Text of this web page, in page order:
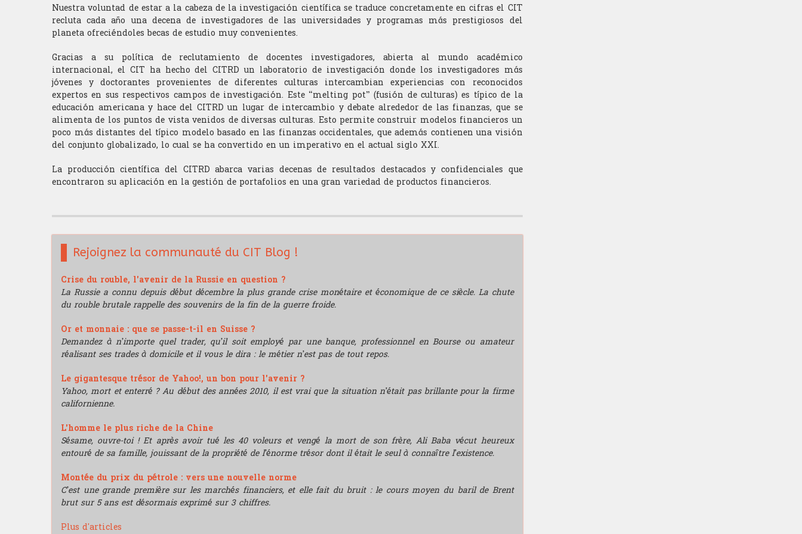
Nuestra voluntad de estar a la cabeza de la investigación científica se traduce concretamente en cifras el CIT
recluta cada año una decena de investigadores de las universidades y programas más prestigiosos del
planeta ofreciéndoles becas de estudio muy convenientes.
Gracias a su política de reclutamiento de docentes investigadores, abierta al mundo académico
internacional, el CIT ha hecho del CITRD un laboratorio de investigación donde los investigadores más
jóvenes y doctorantes provenientes de diferentes culturas intercambian experiencias con reconocidos
expertos en sus respectivos campos de investigación. Este “melting pot” (fusión de culturas) es típico de la
educación americana y hace del CITRD un lugar de intercambio y debate alrededor de las finanzas, que se
alimenta de los puntos de vista venidos de diversas culturas. Esto permite construir modelos financieros un
poco más distantes del típico modelo basado en las finanzas occidentales, que además contienen una visión
del conjunto globalizado, lo cual se ha convertido en un imperativo en el actual siglo XXI.
La producción científica del CITRD abarca varias decenas de resultados destacados y confidenciales que
encontraron su aplicación en la gestión de portafolios en una gran variedad de productos financieros.
Rejoignez la communauté du CIT Blog !
Crise du rouble, l'avenir de la Russie en question ?
La Russie a connu depuis début décembre la plus grande crise monétaire et économique de ce siècle. La chute
du rouble brutale rappelle des souvenirs de la fin de la guerre froide.
Or et monnaie : que se passe-t-il en Suisse ?
Demandez à n’importe quel trader, qu’il soit employé par une banque, professionnel en Bourse ou amateur
réalisant ses trades à domicile et il vous le dira : le métier n’est pas de tout repos.
Le gigantesque trésor de Yahoo!, un bon pour l'avenir ?
Yahoo, mort et enterré ? Au début des années 2010, il est vrai que la situation n’était pas brillante pour la firme
californienne.
L'homme le plus riche de la Chine
Sésame, ouvre-toi ! Et après avoir tué les 40 voleurs et vengé la mort de son frère, Ali Baba vécut heureux
entouré de sa famille, jouissant de la propriété de l’énorme trésor dont il était le seul à connaître l’existence.
Montée du prix du pétrole : vers une nouvelle norme
C’est une grande première sur les marchés financiers, et elle fait du bruit : le cours moyen du baril de Brent
brut sur 5 ans est désormais exprimé sur 3 chiffres.
Plus d'articles